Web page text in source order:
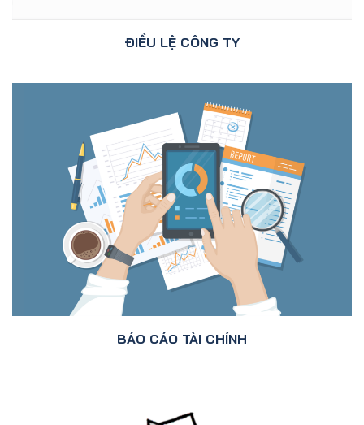
ĐIỀU LỆ CÔNG TY
BÁO CÁO TÀI CHÍNH